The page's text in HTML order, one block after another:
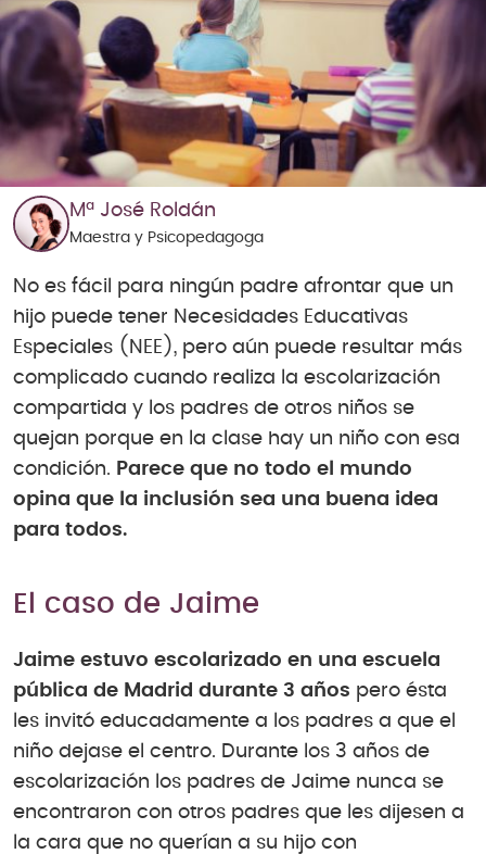
Mª José Roldán
Maestra y Psicopedagoga
No es fácil para ningún padre afrontar que un
hijo puede tener Necesidades Educativas
Especiales (NEE), pero aún puede resultar más
complicado cuando realiza la escolarización
compartida y los padres de otros niños se
quejan porque en la clase hay un niño con esa
condición. Parece que no todo el mundo
opina que la inclusión sea una buena idea
para todos.
El caso de Jaime
Jaime estuvo escolarizado en una escuela
pública de Madrid durante 3 años pero ésta
les invitó educadamente a los padres a que el
niño dejase el centro. Durante los 3 años de
escolarización los padres de Jaime nunca se
encontraron con otros padres que les dijesen a
la cara que no querían a su hijo con